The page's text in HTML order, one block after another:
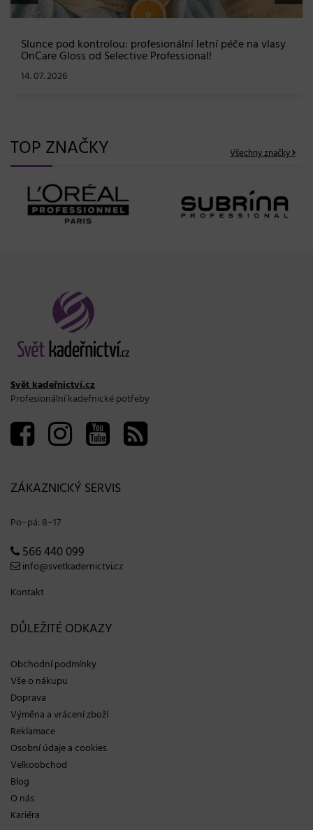
TOP ZNAČKY Všechny značky
Svět kadeřnictví.cz
Profesionální kadeřnické potřeby
ZÁKAZNICKÝ SERVIS
Po−pá: 8−17
566 440 099
info@svetkadernictvi.cz
Kontakt
DŮLEŽITÉ ODKAZY
Obchodní podmínky
Vše o nákupu
Doprava
Výměna a vrácení zboží
Reklamace
Osobní údaje a cookies
Velkoobchod
Blog
O nás
Kariéra